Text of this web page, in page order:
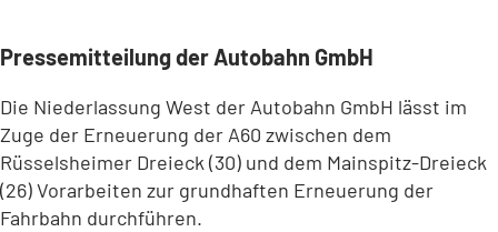
Pressemitteilung der Autobahn GmbH
Die Niederlassung West der Autobahn GmbH lässt im
Zuge der Erneuerung der A60 zwischen dem
Rüsselsheimer Dreieck (30) und dem Mainspitz-Dreieck
(26) Vorarbeiten zur grundhaften Erneuerung der
Fahrbahn durchführen.